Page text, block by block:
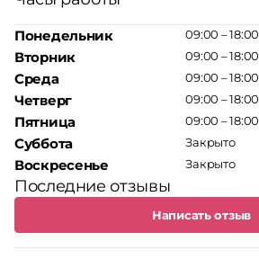
Понедельник
Вторник
Среда
Четверг
Пятница
Суббота
Воскресенье
09:00 – 18:00
09:00 – 18:00
09:00 – 18:00
09:00 – 18:00
09:00 – 18:00
Закрыто
Закрыто
Последние отзывы
Написать отзыв